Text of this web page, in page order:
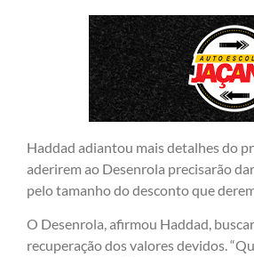
Haddad adiantou mais detalhes do
aderirem ao Desenrola precisarão
pelo tamanho do desconto que
O Desenrola, afirmou Haddad,
recuperação dos valores devidos.